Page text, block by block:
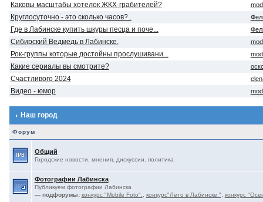
Каковы масштабы хотелок ЖКХ-грабителей?
Круглосуточно - это сколько часов?..
Где в Лабинске купить шкуры песца и поче...
Сибирский Ведмедь в Лабинске.
Рок-группы которые достойны прослушивани...
Какие сериалы вы смотрите?
Счастливого 2024
Видео - юмор
Наш город
Форум
Общий
Городские новости, мнения, дискуссии, политика
Фотографии Лабинска
Публикуем фотографии Лабинска
— подфорумы: конкурс "Mobile Foto". конкурс"Лето в Лабинске." конкурс